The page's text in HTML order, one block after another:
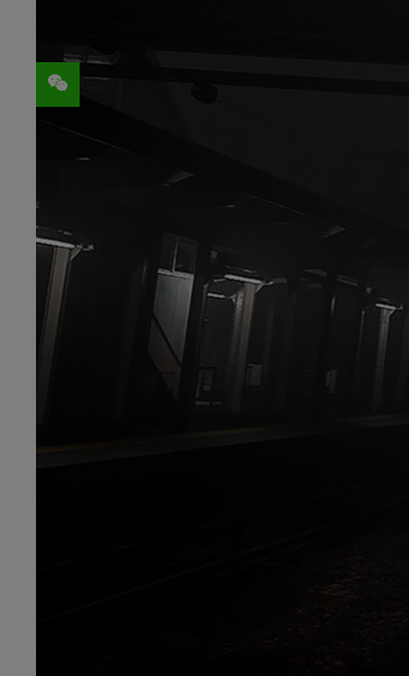
网络知名创作者 Lorenzo Drago
”中通过自己的作品带领观
一段令人叹为观止的旅程。
在不到四个月的时间里，Drago
异常精准的细节
赞叹不已。